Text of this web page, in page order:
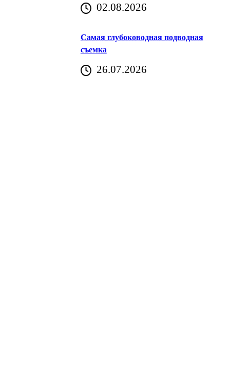
02.08.2026
Самая глубоководная подводная
съемка
26.07.2026